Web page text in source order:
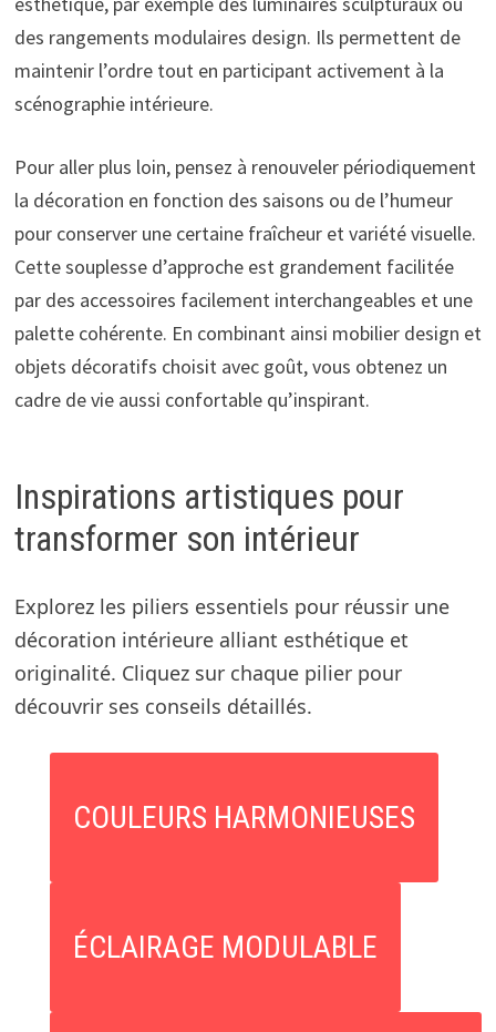
des rangements modulaires design. Ils permettent de
maintenir l’ordre tout en participant activement à la
scénographie intérieure.
Pour aller plus loin, pensez à renouveler périodiquement
la décoration en fonction des saisons ou de l’humeur
pour conserver une certaine fraîcheur et variété visuelle.
Cette souplesse d’approche est grandement facilitée
par des accessoires facilement interchangeables et une
palette cohérente. En combinant ainsi mobilier design et
objets décoratifs choisit avec goût, vous obtenez un
cadre de vie aussi confortable qu’inspirant.
Inspirations artistiques pour
transformer son intérieur
Explorez les piliers essentiels pour réussir une
décoration intérieure alliant esthétique et
originalité. Cliquez sur chaque pilier pour
découvrir ses conseils détaillés.
COULEURS HARMONIEUSES
ÉCLAIRAGE MODULABLE